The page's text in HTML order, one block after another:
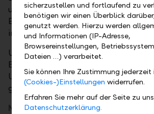
unserer Lösungen. Wir verbinden
Erfahrung mit der Ambition, stets an
innovativer Köpfe zu sein.
Unser Anspruch? Als eine der
Banken der Welt begleiten wir Ihr
Unternehmenswachstum nachhaltig
gemeinsam neue Erfolgswege.
Neugierig? Erkunden Sie unser
sicherzustellen und fortlaufend zu
benötigen wir einen Überblick
genutzt werden. Hierzu werden
und Informationen (IP-Adresse,
Browsereinstellungen,
Dateien …) verarbeitet.
Sie können Ihre Zustimmung jederzeit
(Cookies-)Einstellungen widerrufen.
Erfahren Sie mehr auf der Seite zu
Datenschutzerklärung.